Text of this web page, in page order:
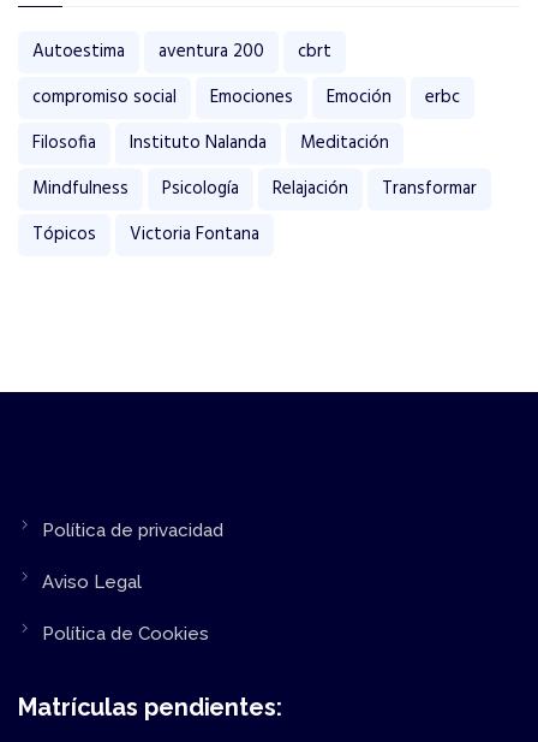
Autoestima aventura 200
cbrt
compromiso social
Emociones Emoción
erbc
Filosofia
Instituto Nalanda
Meditación
Mindfulness
Psicología Relajación
Transformar
Tópicos
Victoria Fontana
Política de privacidad
Aviso Legal
Política de Cookies
Matrículas pendientes: